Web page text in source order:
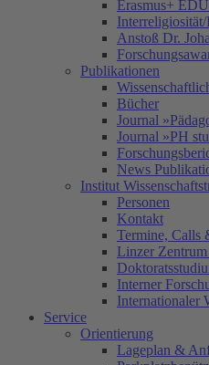
Erasmus+
Anstoß Dr.
Publikationen
Bücher
Journal
Journal »PH
News
Institut
Personen
Kontakt
Termine, Calls
Linzer
Interner
Internationaler
Service
Orientierung
Lageplan &